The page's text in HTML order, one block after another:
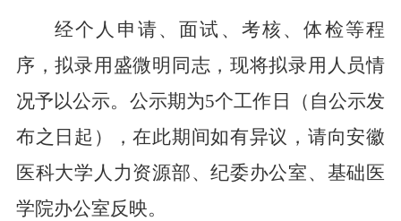
经个人申请、面试 、 考核、体检等程
序，拟录用 盛微明 同志，现将拟录用人员情
况予以公示。公示期为5个工作日（自公示发
布之日起），在此期间如有异议，请向安徽
医科大学 人力资源部、纪委办公室、基础医
学院办公室反映。